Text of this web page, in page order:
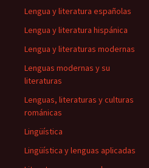
Lengua y literatura españolas
Lengua y literatura hispánica
Lengua y literaturas modernas
Lenguas modernas y su
literaturas
Lenguas, literaturas y culturas
románicas
Lingüística
Lingüística y lenguas aplicadas